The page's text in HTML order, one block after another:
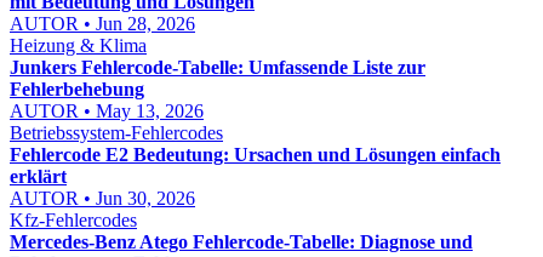
AUTOR • Jun 28, 2026
Heizung & Klima
Junkers Fehlercode-Tabelle: Umfassende Liste zur
Fehlerbehebung
AUTOR • May 13, 2026
Betriebssystem-Fehlercodes
Fehlercode E2 Bedeutung: Ursachen und Lösungen einfach
erklärt
AUTOR • Jun 30, 2026
Kfz-Fehlercodes
Mercedes-Benz Atego Fehlercode-Tabelle: Diagnose und